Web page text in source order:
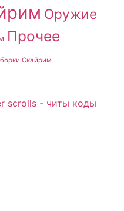
Оружие
Прочее
Скайрим